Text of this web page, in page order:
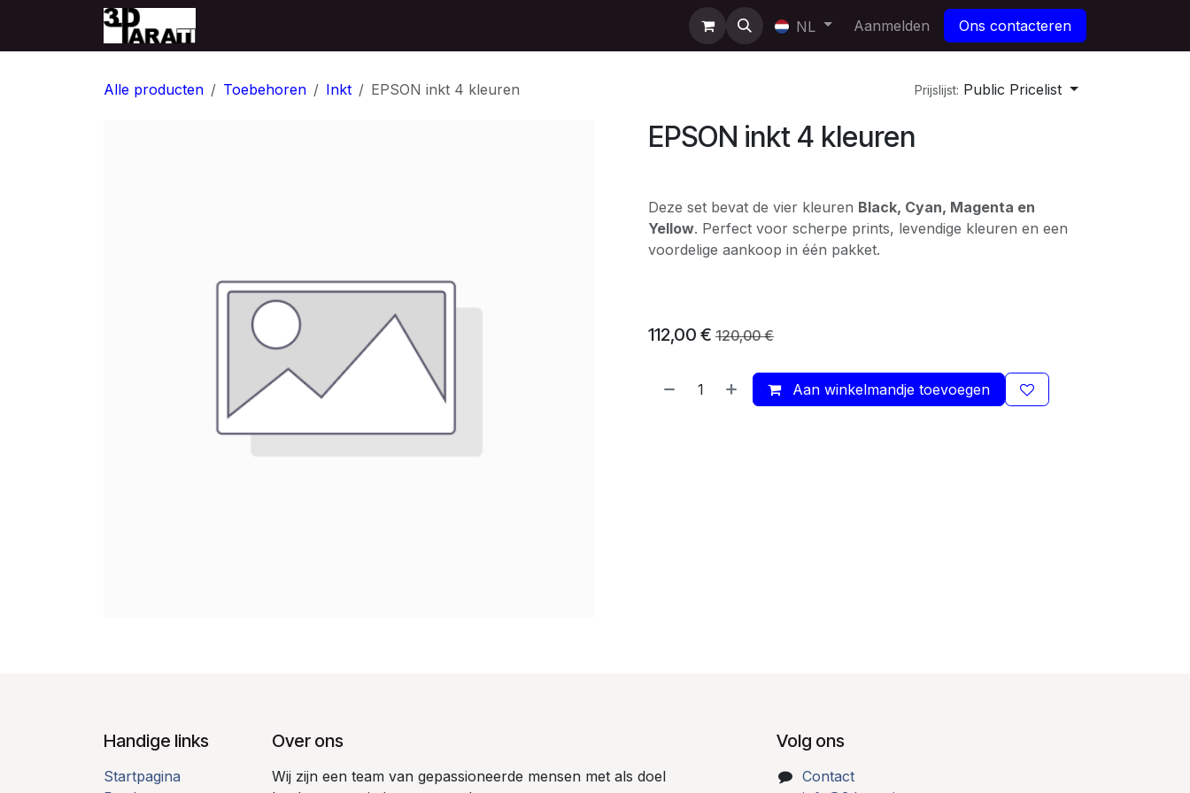
Overslaan naar inhoud
NL Aanmelden Ons contacteren
Alle producten Toebehoren Inkt EPSON inkt 4 kleuren Prijslijst: Public Pricelist
EPSON inkt 4 kleuren
Deze set bevat de vier kleuren Black, Cyan, Magenta en
Yellow. Perfect voor scherpe prints, levendige kleuren en een
voordelige aankoop in één pakket.
112,00 € 120,00€
Aan winkelmandje toevoegen
Handige links
Startpagina
Over ons
Wij zijn een team van gepassioneerde mensen met als doel
Volg ons
Contact